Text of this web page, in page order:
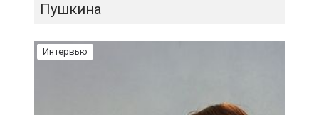
Пушкина
Интервью